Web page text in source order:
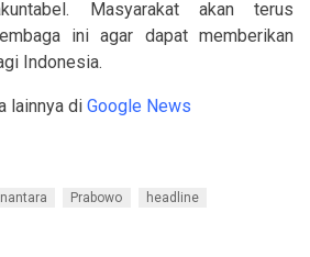
Masyarakat akan terus
ini agar dapat memberikan
Indonesia.
lainnya di Google News
Prabowo headline